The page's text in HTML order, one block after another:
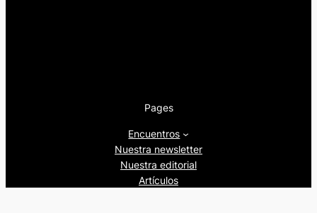
Pages
Encuentros
Nuestra newsletter
Nuestra editorial
Artículos